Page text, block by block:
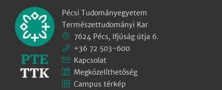
Pécsi Tudományegyetem
Természettudományi Kar
7624 Pécs, Ifjúság útja 6.
+36 72 503-600
Kapcsolat
Megközelíthetőség
Campus térkép